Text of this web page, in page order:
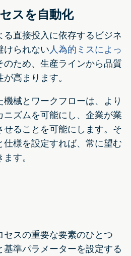
スを自動化
直接投入に依存するビジネ
けられない 人為的ミスによっ
のため、生産ラインから品質
高まります。
機械とワークフローは、より
ズムを可能にし、企業が業
ることを可能にします。そ
様を設定すれば、常に望む
す。
セスの重要な要素のひとつ
基準パラメーターを設定する